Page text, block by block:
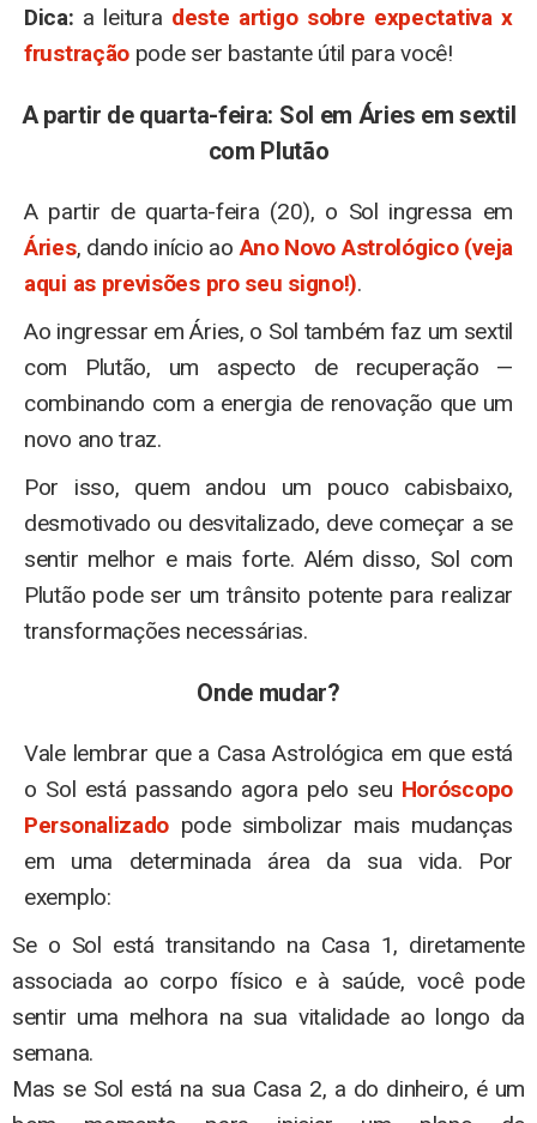
Dica: a leitura deste artigo sobre expectativa x
frustração pode ser bastante útil para você!
A partir de quarta-feira: Sol em Áries em sextil
com Plutão
A partir de quarta-feira (20), o Sol ingressa em
Áries, dando início aoAno Novo Astrológico (veja
aqui as previsões pro seu signo!).
Ao ingressar em Áries, o Sol também faz um sextil
com Plutão, um aspecto de recuperação —
combinando com a energia de renovação que um
novo ano traz.
Por isso, quem andou um pouco cabisbaixo​,
desmotivado ou desvitalizado, deve começar a se
sentir melhor​ e mais forte. Além disso, Sol com
Plutão pode ser um trânsito potente para realizar
transformações necessárias.
Onde mudar?
Vale lembrar que a Casa Astrológica em que está
o Sol está passando agora pelo seu Horóscopo
Personalizado pode simbolizar mais mudanças
em uma determinada área da sua vida. Por
exemplo:
​Se o​ Sol está transitando na Casa 1, diretamente
associada ao corpo físico e à saúde, você pode
sentir uma melhora na sua vitalidade ao longo da
semana.
​Mas se​ Sol está na sua Casa 2, a do dinheiro, é um